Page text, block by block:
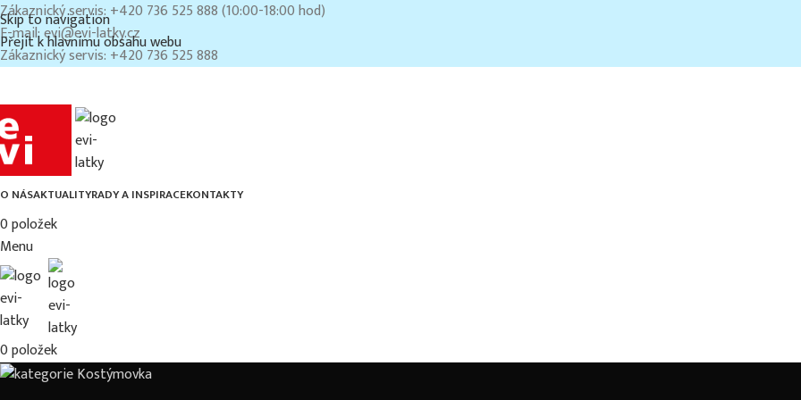
Skip to navigation
Přejít k hlavnímu obsahu webu
Zákaznický servis: +420 736 525 888 (10:00-18:00 hod)
E-mail: evi@evi-latky.cz
Zákaznický servis: +420 736 525 888
O NÁSAKTUALITYRADY A INSPIRACEKONTAKTY
0položek
Menu
0položek